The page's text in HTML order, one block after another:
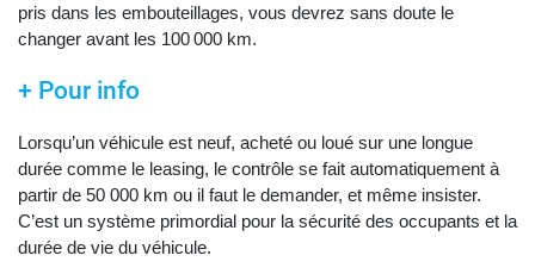
pris dans les embouteillages, vous devrez sans doute le
changer avant les 100 000 km.
+ Pour info
Lorsqu’un véhicule est neuf, acheté ou loué sur une longue
durée comme le leasing, le contrôle se fait automatiquement à
partir de 50 000 km ou il faut le demander, et même insister.
C’est un système primordial pour la sécurité des occupants et la
durée de vie du véhicule.